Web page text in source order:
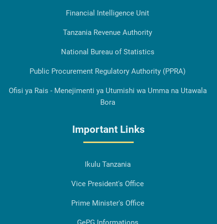
Financial Intelligence Unit
Tanzania Revenue Authority
National Bureau of Statistics
Public Procurement Regulatory Authority (PPRA)
Ofisi ya Rais - Menejimenti ya Utumishi wa Umma na Utawala
Bora
Important Links
Ikulu Tanzania
Vice President's Office
Prime Minister's Office